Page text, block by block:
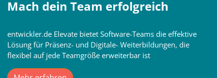
Mach dein Team erfolgreich
entwickler.de Elevate bietet Software-Teams die effektive
Lösung für Präsenz- und Digitale- Weiterbildungen, die
flexibel auf jede Teamgröße erweiterbar ist